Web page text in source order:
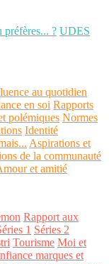
préfères... ? UDES
au quotidien
en soi Rapports
polémiques Normes
Identité
Aspirations et
de la communauté
et amitié
Rapport aux
1 Séries 2
Tourisme Moi et
marques et